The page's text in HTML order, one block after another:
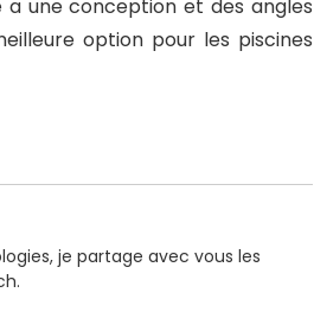
une conception et des angles
option pour les piscines
je partage avec vous les